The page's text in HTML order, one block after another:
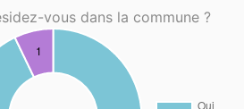
vous dans la commune ?